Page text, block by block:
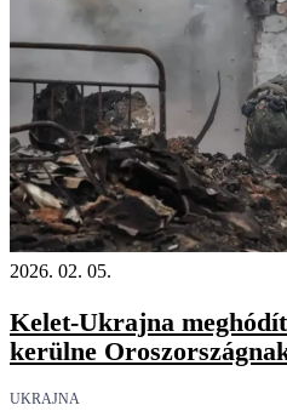
2026. 02. 05.
Kelet-Ukrajna
kerülne
UKRAJNA